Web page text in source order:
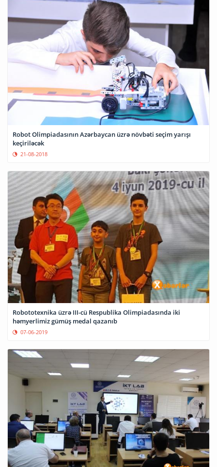
Robot Olimpiadasının Azərbaycan üzrə növbəti seçim yarışı
keçiriləcək
21-08-2018
Robototexnika üzrə III-cü Respublika Olimpiadasında iki
həmyerlimiz gümüş medal qazanıb
07-06-2019